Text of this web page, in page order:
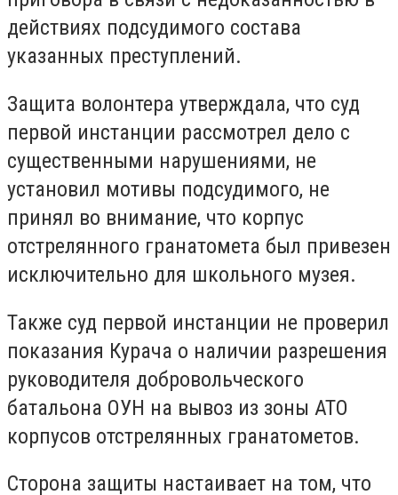
действиях подсудимого состава
указанных преступлений.
Защита волонтера утверждала, что суд
первой инстанции рассмотрел дело с
существенными нарушениями, не
установил мотивы подсудимого, не
принял во внимание, что корпус
отстрелянного гранатомета был привезен
исключительно для школьного музея.
Также суд первой инстанции не проверил
показания Курача о наличии разрешения
руководителя добровольческого
батальона ОУН на вывоз из зоны АТО
корпусов отстрелянных гранатометов.
Сторона защиты настаивает на том, что